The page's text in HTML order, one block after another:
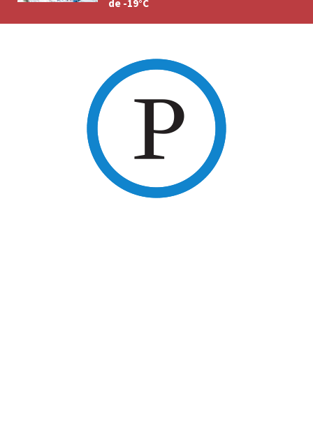
de -19°C